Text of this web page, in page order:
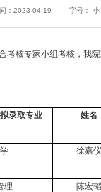
：2023-04-19 字号： 小
考核专家小组考核，我
录取专业 姓名
徐嘉仪
理 陈宏韬